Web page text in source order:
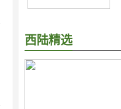
西陆精选